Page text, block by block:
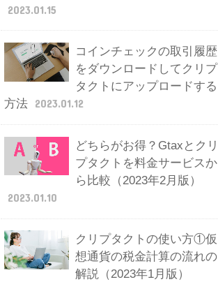
2023.01.15
コインチェックの取引履歴
をダウンロードしてクリプ
タクトにアップロードする
方法
2023.01.12
どちらがお得？Gtaxとクリ
プタクトを料金サービスか
ら比較（2023年2月版）
2023.01.10
クリプタクトの使い方①仮
想通貨の税金計算の流れの
解説（2023年1月版）